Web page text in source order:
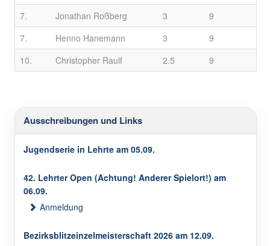
7.
Jonathan Roßberg 3
9
7.
Henno Hanemann 3
9
10.
Christopher Raulf 2.5 9
Ausschreibungen und Links
Jugendserie in Lehrte am 05.09.
42. Lehrter Open (Achtung! Anderer Spielort!) am
06.09.
Anmeldung
Bezirksblitzeinzelmeisterschaft 2026 am 12.09.